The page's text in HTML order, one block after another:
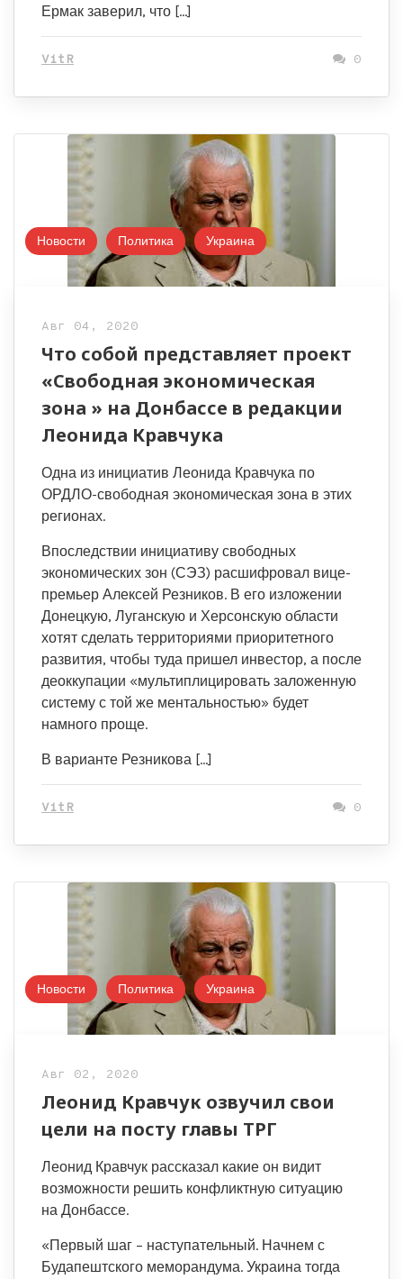
Ермак заверил, что […]
VitR 0
Новости Политика Украина
Авг 04, 2020
Что собой представляет проект
«Свободная экономическая
зона » на Донбассе в редакции
Леонида Кравчука
Одна из инициатив Леонида Кравчука по
ОРДЛО-свободная экономическая зона в этих
регионах.
Впоследствии инициативу свободных
экономических зон (СЭЗ) расшифровал вице-
премьер Алексей Резников. В его изложении
Донецкую, Луганскую и Херсонскую области
хотят сделать территориями приоритетного
развития, чтобы туда пришел инвестор, а после
деоккупации «мультиплицировать заложенную
систему с той же ментальностью» будет
намного проще.
В варианте Резникова […]
VitR 0
Новости Политика Украина
Авг 02, 2020
Леонид Кравчук озвучил свои
цели на посту главы ТРГ
Леонид Кравчук рассказал какие он видит
возможности решить конфликтную ситуацию
на Донбассе.
«Первый шаг – наступательный. Начнем с
Будапештского меморандума. Украина тогда